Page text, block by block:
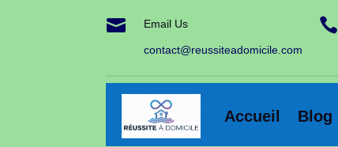
 Email Us
contact@reussiteadomicile.com

Accueil Blog